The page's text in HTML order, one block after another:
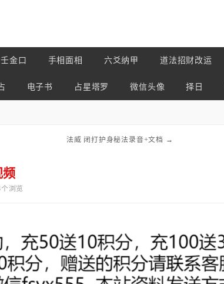
金口 手相面相 六爻纳甲 道法招财改运
电子书 占星塔罗 微信头像 择日
法威 闭打护身秘法录音+文档 →
频
浏览